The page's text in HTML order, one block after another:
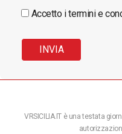
Accetto i termini e
VRSICILIA.IT è una testata